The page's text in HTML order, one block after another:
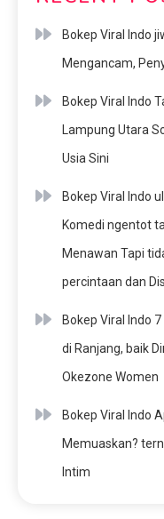
Bokep Viral Indo
Mengancam,
Bokep Viral Indo
Lampung Utara
Usia Sini
Bokep Viral Indo
Komedi ngentot
Menawan Tapi
percintaan dan
Bokep Viral Indo
di Ranjang, baik
Okezone Women
Bokep Viral Indo
Memuaskan?
Intim